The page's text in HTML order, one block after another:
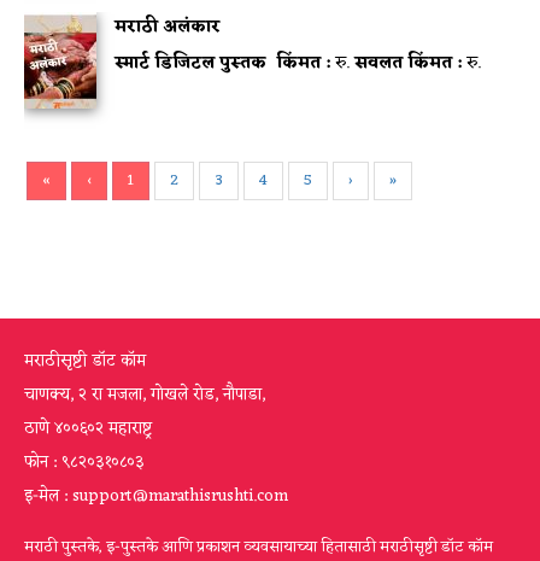
मराठी अलंकार
स्मार्ट डिजिटल पुस्तक किंमत :रु.सवलत किंमत :रु.
« ‹ 1 2 3 4 5 › »
मराठीसृष्टी डॉट कॉम
चाणक्य, २ रा मजला, गोखले रोड, नौपाडा,
ठाणे ४००६०२ महाराष्ट्र
फोन : ९८२०३१०८०३
इ-मेल : support@marathisrushti.com
मराठी पुस्तके, इ-पुस्तके आणि प्रकाशन व्यवसायाच्या हितासाठी मराठीसृष्टी डॉट कॉम